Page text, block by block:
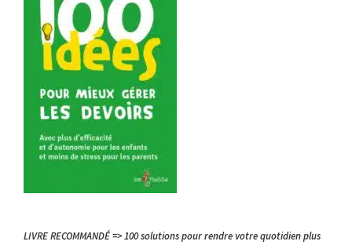
LIVRE RECOMMANDÉ => 100 solutions pour rendre votre quotidien plus